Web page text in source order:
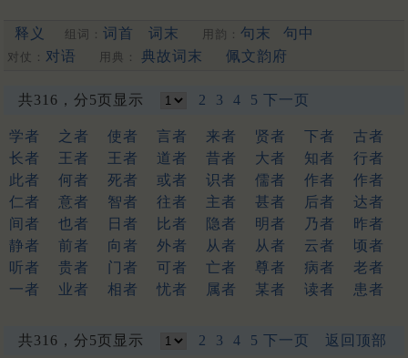
释义 组词： 词首 词末 用韵： 句末 句中
对仗： 对语 用典： 典故词末 佩文韵府
共316，分5页显示 2 3 4 5 下一页
学者 之者 使者 言者 来者 贤者 下者
古者
长者
王者 王者 道者 昔者 大者 知者
行者
此者
何者 死者 或者 识者 儒者 作者
作者
仁者
意者 智者 往者 主者 甚者 后者
达者
间者
也者 日者 比者 隐者 明者 乃者
昨者
静者
前者 向者 外者 从者 从者 云者
顷者
听者
贵者 门者 可者 亡者 尊者 病者
老者
一者
业者 相者 忧者 属者 某者 读者 患者
共316，分5页显示 2 3 4 5 下一页 返回顶部